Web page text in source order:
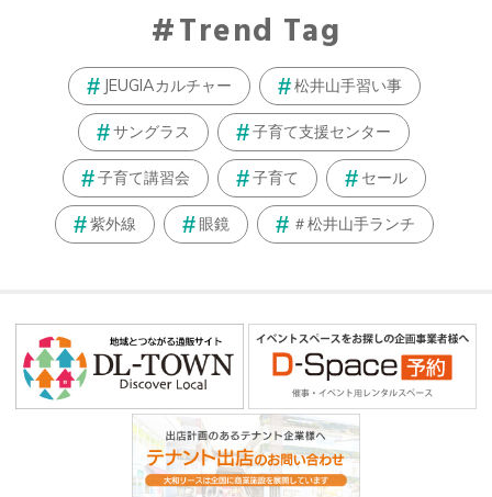
Trend Tag
JEUGIAカルチャー 松井山手習い事
サングラス 子育て支援センター
子育て講習会 子育て セール
紫外線 眼鏡 ＃松井山手ランチ